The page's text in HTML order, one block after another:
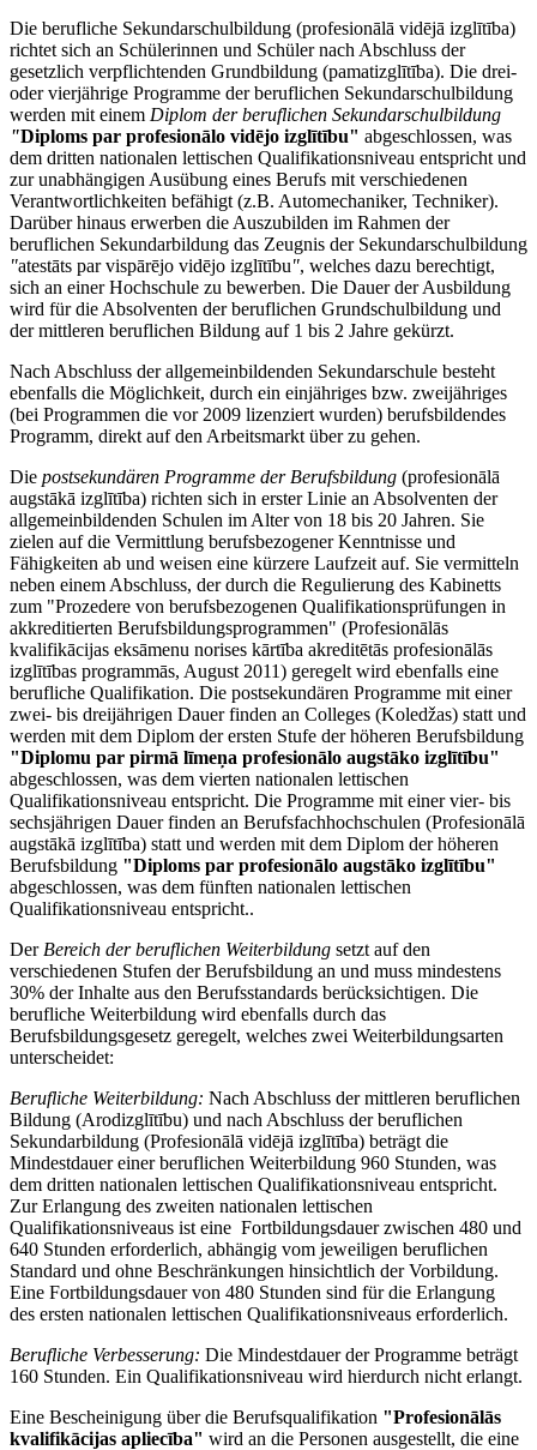
Die berufliche Sekundarschulbildung (profesionālā vidējā izglītība)
richtet sich an Schülerinnen und Schüler nach Abschluss der
gesetzlich verpflichtenden Grundbildung (pamatizglītība). Die drei-
oder vierjährige Programme der beruflichen Sekundarschulbildung
werden mit einem Diplom der beruflichen Sekundarschulbildung
"Diploms par profesionālo vidējo izglītību" abgeschlossen, was
dem dritten nationalen lettischen Qualifikationsniveau entspricht und
zur unabhängigen Ausübung eines Berufs mit verschiedenen
Verantwortlichkeiten befähigt (z.B. Automechaniker, Techniker).
Darüber hinaus erwerben die Auszubilden im Rahmen der
beruflichen Sekundarbildung das Zeugnis der Sekundarschulbildung
"atestāts par vispārējo vidējo izglītību", welches dazu berechtigt,
sich an einer Hochschule zu bewerben. Die Dauer der Ausbildung
wird für die Absolventen der beruflichen Grundschulbildung und
der mittleren beruflichen Bildung auf 1 bis 2 Jahre gekürzt.
Nach Abschluss der allgemeinbildenden Sekundarschule besteht
ebenfalls die Möglichkeit, durch ein einjähriges bzw. zweijähriges
(bei Programmen die vor 2009 lizenziert wurden) berufsbildendes
Programm, direkt auf den Arbeitsmarkt über zu gehen.
Die postsekundären Programme der Berufsbildung (profesionālā
augstākā izglītība) richten sich in erster Linie an Absolventen der
allgemeinbildenden Schulen im Alter von 18 bis 20 Jahren. Sie
zielen auf die Vermittlung berufsbezogener Kenntnisse und
Fähigkeiten ab und weisen eine kürzere Laufzeit auf. Sie vermitteln
neben einem Abschluss, der durch die Regulierung des Kabinetts
zum "Prozedere von berufsbezogenen Qualifikationsprüfungen in
akkreditierten Berufsbildungsprogrammen" (Profesionālās
kvalifikācijas eksāmenu norises kārtība akreditētās profesionālās
izglītības programmās, August 2011) geregelt wird ebenfalls eine
berufliche Qualifikation. Die postsekundären Programme mit einer
zwei- bis dreijährigen Dauer finden an Colleges (Koledžas) statt und
werden mit dem Diplom der ersten Stufe der höheren Berufsbildung
"Diplomu par pirmā līmeņa profesionālo augstāko izglītību"
abgeschlossen, was dem vierten nationalen lettischen
Qualifikationsniveau entspricht. Die Programme mit einer vier- bis
sechsjährigen Dauer finden an Berufsfachhochschulen (Profesionālā
augstākā izglītība) statt und werden mit dem Diplom der höheren
Berufsbildung "Diploms par profesionālo augstāko izglītību"
abgeschlossen, was dem fünften nationalen lettischen
Qualifikationsniveau entspricht..
DerBereich der beruflichen Weiterbildung setzt auf den
verschiedenen Stufen der Berufsbildung an und muss mindestens
30% der Inhalte aus den Berufsstandards berücksichtigen. Die
berufliche Weiterbildung wird ebenfalls durch das
Berufsbildungsgesetz geregelt, welches zwei Weiterbildungsarten
unterscheidet:
Berufliche Weiterbildung: Nach Abschluss der mittleren beruflichen
Bildung (Arodizglītību) und nach Abschluss der beruflichen
Sekundarbildung (Profesionālā vidējā izglītība) beträgt die
Mindestdauer einer beruflichen Weiterbildung 960 Stunden, was
dem dritten nationalen lettischen Qualifikationsniveau entspricht.
Zur Erlangung des zweiten nationalen lettischen
Qualifikationsniveaus ist eine Fortbildungsdauer zwischen 480 und
640 Stunden erforderlich, abhängig vom jeweiligen beruflichen
Standard und ohne Beschränkungen hinsichtlich der Vorbildung.
Eine Fortbildungsdauer von 480 Stunden sind für die Erlangung
des ersten nationalen lettischen Qualifikationsniveaus erforderlich.
Berufliche Verbesserung: Die Mindestdauer der Programme beträgt
160 Stunden. Ein Qualifikationsniveau wird hierdurch nicht erlangt.
Eine Bescheinigung über die Berufsqualifikation "Profesionālās
kvalifikācijas apliecība" wird an die Personen ausgestellt, die eine